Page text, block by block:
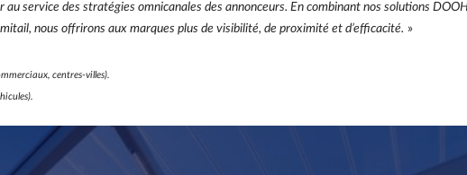
service des stratégies omnicanales des annonceurs. En combinant nos solutions
nous offrirons aux marques plus de visibilité, de proximité et d’efficacité. »
centres-villes).